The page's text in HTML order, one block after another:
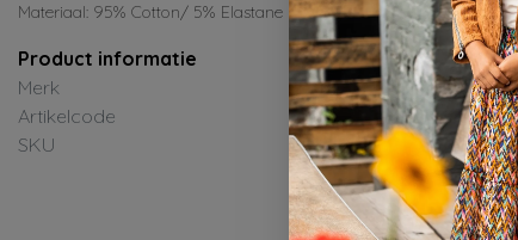
Materiaal: 95% Cotton/ 5% Elastane
Product informatie
Merk
Dirkje
Artikelcode
N58693-35-17-Navy
SKU
ED-Zomer 2026